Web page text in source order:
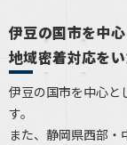
伊豆の国市を中
地域密着対応を
伊豆の国市を中心と
す。
また、静岡県西部